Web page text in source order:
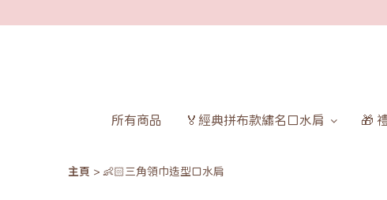
所有商品 🏅經典拼布款繡名口水肩 🎁
主頁 👶🏻三角領巾造型口水肩